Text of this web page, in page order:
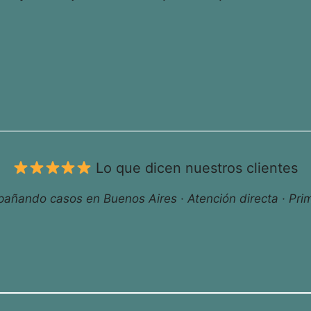
Lo que dicen nuestros clientes
casos en Buenos Aires · Atención directa ·